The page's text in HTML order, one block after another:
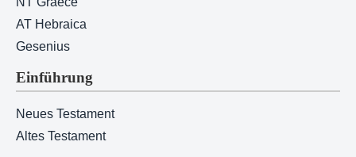
AT Hebraica
Gesenius
Einführung
Neues Testament
Altes Testament